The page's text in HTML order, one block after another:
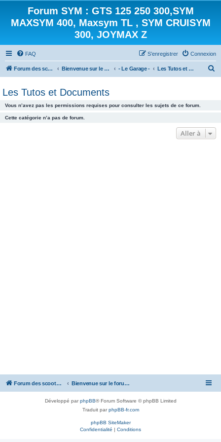
Forum SYM : GTS 125 250 300,SYM
MAXSYM 400, Maxsym TL , SYM CRUISYM
300, JOYMAX Z
FAQ Connexion
S’enregistrer
Forum des scooters SYM - GTS -MAXSYM - CRUISYM - JOYMAX - Maxsym TL Bienvenue sur le forum des scooters de la gamme SYM - Le Garage - Les Tutos et Documents
r
c
Les Tutos et Documents
Vous n’avez pas les permissions requises pour consulter les sujets de ce forum.
Cette catégorie n’a pas de forum.
Aller à
Forum des scooters SYM - GTS -MAXSYM - CRUISYM - JOYMAX - Maxsym TL Bienvenue sur le forum des scooters de la gamme SYM
Développé parphpBB® Forum Software © phpBB Limited
Traduit parphpBB-fr.com
phpBB SiteMaker
Confidentialité | Conditions